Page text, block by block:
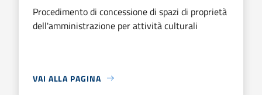
Procedimento di concessione di spazi di proprietà
dell'amministrazione per attività culturali
VAI ALLA PAGINA